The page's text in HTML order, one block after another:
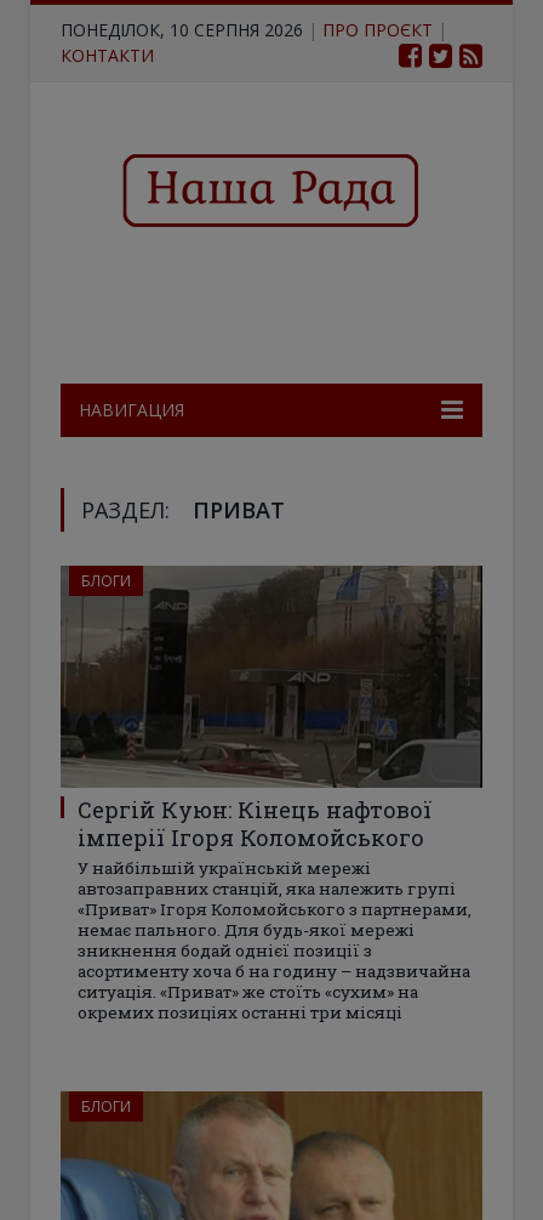
ПОНЕДІЛОК, 10 СЕРПНЯ 2026 | ПРО ПРОЄКТ |
КОНТАКТИ
НАВИГАЦИЯ
РАЗДЕЛ: ПРИВАТ
БЛОГИ
Сергій Куюн: Кінець нафтової
імперії Ігоря Коломойського
У найбільшій українській мережі
автозаправних станцій, яка належить групі
«Приват» Ігоря Коломойського з партнерами,
немає пального. Для будь-якої мережі
зникнення бодай однієї позиції з
асортименту хоча б на годину – надзвичайна
ситуація. «Приват» же стоїть «сухим» на
окремих позиціях останні три місяці
БЛОГИ